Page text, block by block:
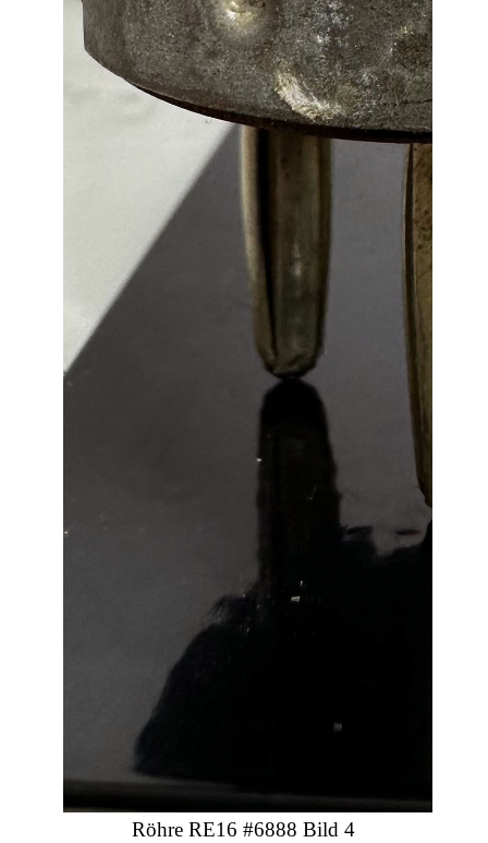
Röhre RE16 #6888 Bild 4